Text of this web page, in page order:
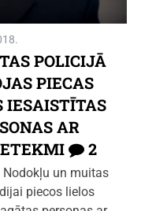
POLICIJĀ
PIECAS
IESAISTĪTAS
AR
2
un muitas
piecos lielos